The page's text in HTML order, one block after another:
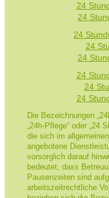
24
24
24
24
24
24
24
24
Die Bezeichnungen
„24h-Pflege“ oder „24
die sich im
angebotene
vorsorglich darauf
bedeutet, dass
Pausenzeiten sind
arbeitszeitrechtliche